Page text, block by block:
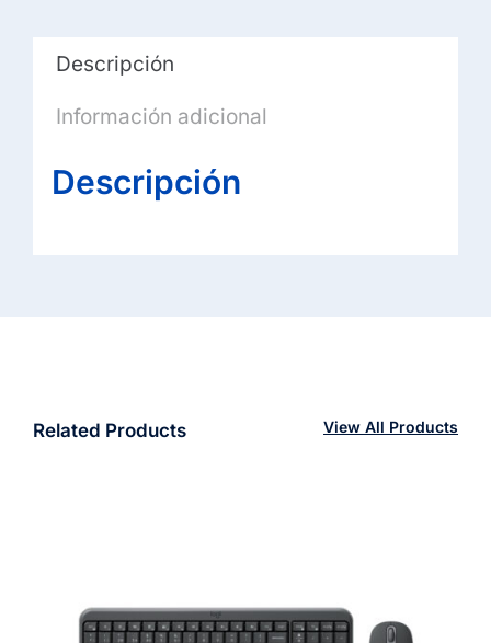
Descripción
Información adicional
Descripción
Related Products View All Products